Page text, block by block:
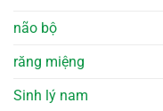
não bộ
răng miệng
Sinh lý nam